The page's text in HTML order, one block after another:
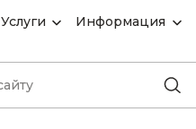
Услуги Информация